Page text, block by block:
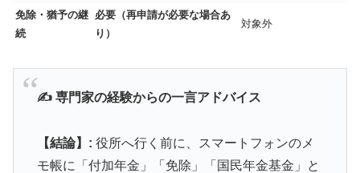
免除・猶予の継
続
必要（再申請が必要な場合あ
り）
対象外
✍️ 専門家の経験からの一言アドバイス
【結論】: 役所へ行く前に、スマートフォンのメ
モ帳に「付加年金」「免除」「国民年金基金」と